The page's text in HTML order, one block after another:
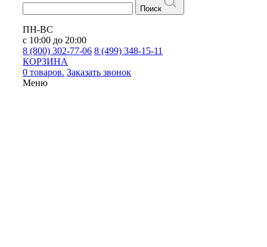
Поиск
ПН-ВС
с 10:00 до 20:00
8 (800) 302-77-06 8 (499) 348-15-11
КОРЗИНА
0 товаров. Заказать звонок
Меню